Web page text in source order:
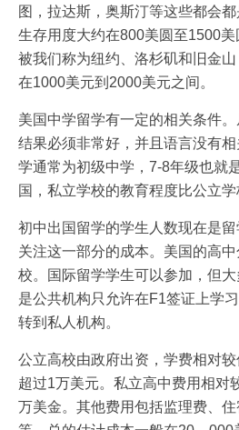
图，拉达斯，奥斯汀等这些都会
生存用度大约在800美圆至1500
被我们称为纽约、洛杉矶和旧金
在1000美元到2000美元之间。
美国中学留学有一定的相关条件。
结果必须非常好，并且语言没有
学通常为初级中学，7-8年级也就
国，私立学校的教育程度比公立学
初中出国留学的学生人数现在是
关注这一部分的成本。美国的高
校。国际留学学生可以参加，但
是公共机构只允许在F1签证上学
转到私人机构。
公立高校由政府出资，学费相对
超过1万美元。私立高中费用相对
万美金。其他费用包括监理费、